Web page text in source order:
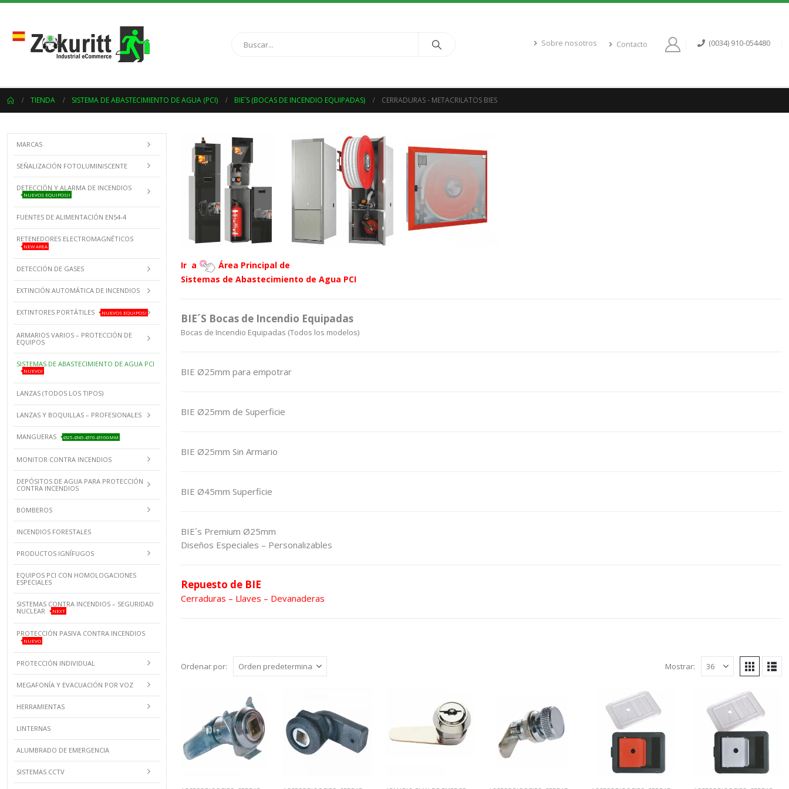
Sobre nosotros Contacto (0034) 910-054480
TIENDA SISTEMA DE ABASTECIMIENTO DE AGUA (PCI) BIE´S (BOCAS DE INCENDIO EQUIPADAS) CERRADURAS - METACRILATOS BIES
Ir a
Área Principal de
Sistemas de Abastecimiento de Agua PCI
BIE´S Bocas de Incendio Equipadas
Bocas de Incendio Equipadas (Todos los modelos)
BIE Ø25mm para empotrar
BIE Ø25mm de Superficie
BIE Ø25mm Sin Armario
BIE Ø45mm Superficie
BIE´s Premium Ø25mm
Diseños Especiales – Personalizables
Repuesto de BIE
Cerraduras – Llaves – Devanaderas
Ordenar por: Mostrar:
MARCAS
SEÑALIZACIÓN FOTOLUMINISCENTE
DETECCIÓN Y ALARMA DE INCENDIOS
NUEVOS EQUIPOS!!
FUENTES DE ALIMENTACIÓN EN54-4
RETENEDORES ELECTROMAGNÉTICOS
NEW AREA
DETECCIÓN DE GASES
EXTINCIÓN AUTOMÁTICA DE INCENDIOS
EXTINTORES PORTÁTILES NUEVOS EQUIPOS!
ARMARIOS VARIOS – PROTECCIÓN DE
EQUIPOS
SISTEMAS DE ABASTECIMIENTO DE AGUA PCI
NUEVO!
LANZAS (TODOS LOS TIPOS)
LANZAS Y BOQUILLAS – PROFESIONALES
MANGUERAS Ø25-Ø45-Ø70-Ø100MM
MONITOR CONTRA INCENDIOS
DEPÓSITOS DE AGUA PARA PROTECCIÓN
CONTRA INCENDIOS
BOMBEROS
INCENDIOS FORESTALES
PRODUCTOS IGNÍFUGOS
EQUIPOS PCI CON HOMOLOGACIONES
ESPECIALES
SISTEMAS CONTRA INCENDIOS – SEGURIDAD
NUCLEAR
NEXT
PROTECCIÓN PASIVA CONTRA INCENDIOS
NUEVO
PROTECCIÓN INDIVIDUAL
MEGAFONÍA Y EVACUACIÓN POR VOZ
HERRAMIENTAS
LINTERNAS
ALUMBRADO DE EMERGENCIA
SISTEMAS CCTV